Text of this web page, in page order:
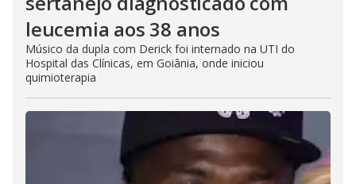
leucemia aos 38 anos
Músico da dupla com Derick foi internado na UTI do
Hospital das Clínicas, em Goiânia, onde iniciou
quimioterapia